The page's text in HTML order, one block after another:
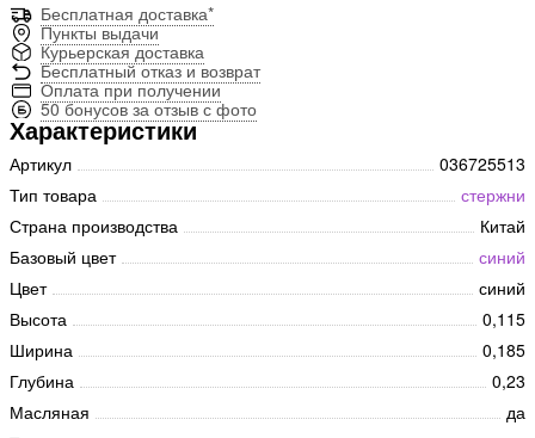
Бесплатная доставка*
Пункты выдачи
Курьерская доставка
Бесплатный отказ и возврат
Оплата при получении
50 бонусов за отзыв с фото
Характеристики
Артикул
036725513
Тип товара
стержни
Страна производства
Китай
Базовый цвет
синий
Цвет
синий
Высота
0,115
Ширина
0,185
Глубина
0,23
Масляная
да